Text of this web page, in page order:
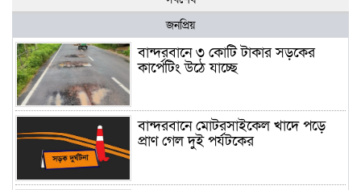
জনপ্রিয়
বান্দরবানে ৩ কোটি টাকার সড়কের
কার্পেটিং উঠে যাচ্ছে
বান্দরবানে মোটরসাইকেল খাদে পড়ে
প্রাণ গেল দুই পর্যটকের